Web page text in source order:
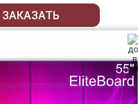
ЗАКАЗАТЬ